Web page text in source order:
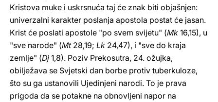
Kristova muke i uskrsnuća taj će znak biti objašnjen:
univerzalni karakter poslanja apostola postat će jasan.
Krist će poslati apostole "po svem svijetu" (Mk 16,15), u
"sve narode" (Mt28,19; Lk 24,47), i "sve do kraja
zemlje" (Dj 1,8). Poziv Prekosutra, 24. ožujka,
obilježava se Svjetski dan borbe protiv tuberkuloze,
što su ga ustanovili Ujedinjeni narodi. To je prava
prigoda da se potakne na obnovljeni napor na